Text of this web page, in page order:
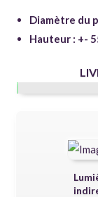
Diamètre du
Hauteur : +-